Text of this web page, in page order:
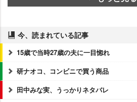
今、読まれている記事
15歳で当時27歳の夫に一目惚れ
研ナオコ、コンビニで買う商品
田中みな実、うっかりネタバレ